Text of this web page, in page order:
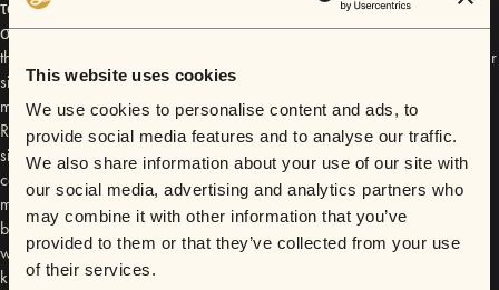
This website uses cookies
We use cookies to personalise content and ads, to
provide social media features and to analyse our traffic.
We also share information about your use of our site with
our social media, advertising and analytics partners who
may combine it with other information that you’ve
provided to them or that they’ve collected from your use
of their services.
το Θέατρο παρακολουθει μαθηματα κινησιολογιας. Συμμετέχει
σε θεατρικά και χορευτικά δρώμενα. At the Sofar Sounds concert,
the artists presented Other Side. It's an attempt to choreograph the other
side of every form of communication and relationship. The other side
might identify, diversify, affect and be affected. Choreography: Vivian
Robers. Execution: Vivian Robers and Maro Ramm. Vivian is a dancer
since 2008, mostly non-professionally. She dances ballet, modern,
contemporary and african dances. She has a teaching diploma in
modern dancing and participates in competitions and events. Maro has
been dancing ballet and contemporary non-professionally since she
was a child. She is part of the theatre group K while studying
kinesiology. She takes part in theatre and dance events.